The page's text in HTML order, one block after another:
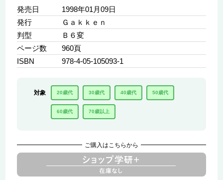
発売日
1998年01月09日
発行
Ｇａｋｋｅｎ
判型
Ｂ６変
ページ数
960頁
ISBN
978-4-05-105093-1
対象 20歳代 30歳代 40歳代 50歳代
60歳代 70歳以上
ご購入はこちらから